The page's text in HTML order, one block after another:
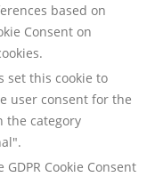
based on
Consent on
set this cookie to
user consent for the
the category
GDPR Cookie Consent